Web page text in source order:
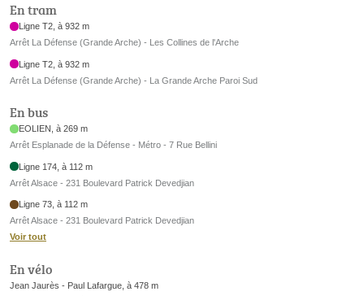
En tram
Ligne T2, à 932 m
Arrêt La Défense (Grande Arche) - Les Collines de l'Arche
Ligne T2, à 932 m
Arrêt La Défense (Grande Arche) - La Grande Arche Paroi Sud
En bus
EOLIEN, à 269 m
Arrêt Esplanade de la Défense - Métro - 7 Rue Bellini
Ligne 174, à 112 m
Arrêt Alsace - 231 Boulevard Patrick Devedjian
Ligne 73, à 112 m
Arrêt Alsace - 231 Boulevard Patrick Devedjian
Voir tout
En vélo
Jean Jaurès - Paul Lafargue, à 478 m